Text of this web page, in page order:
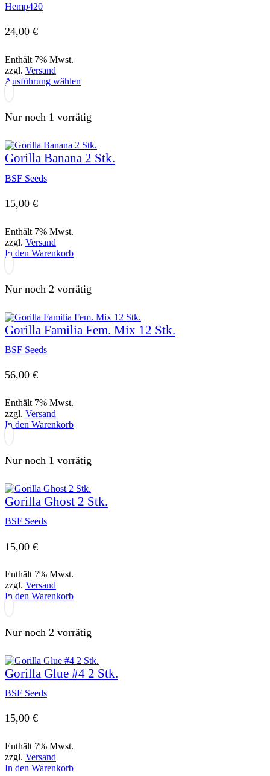
Hemp420
24,00 €
Enthält 7% Mwst.
zzgl. Versand
Ausführung wählen
mehrere
Varianten
Die
Optionen
können
Nur noch 1 vorrätig
Gorilla Banana 2 Stk.
BSF Seeds
15,00 €
Enthält 7% Mwst.
zzgl. Versand
In den Warenkorb
Nur noch 2 vorrätig
Gorilla Familia Fem. Mix 12 Stk.
BSF Seeds
56,00 €
Enthält 7% Mwst.
zzgl. Versand
In den Warenkorb
Nur noch 1 vorrätig
Gorilla Ghost 2 Stk.
BSF Seeds
15,00 €
Enthält 7% Mwst.
zzgl. Versand
In den Warenkorb
Nur noch 2 vorrätig
Gorilla Glue #4 2 Stk.
BSF Seeds
15,00 €
Enthält 7% Mwst.
zzgl. Versand
In den Warenkorb